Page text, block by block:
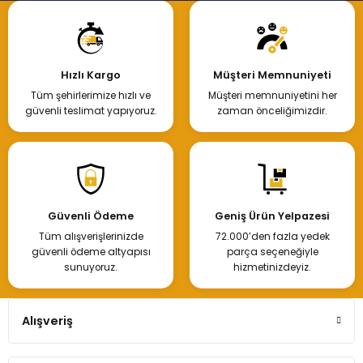
Hızlı Kargo
Tüm şehirlerimize hızlı ve
güvenli teslimat yapıyoruz.
Müşteri Memnuniyeti
Müşteri memnuniyetini her
zaman önceliğimizdir.
Güvenli Ödeme
Tüm alışverişlerinizde
güvenli ödeme altyapısı
sunuyoruz.
Geniş Ürün Yelpazesi
72.000’den fazla yedek
parça seçeneğiyle
hizmetinizdeyiz.
Alışveriş